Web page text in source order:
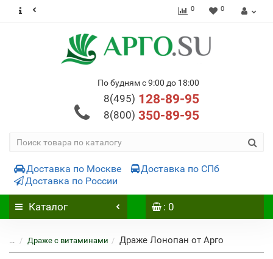
0 0
По будням с 9:00 до 18:00
8(495) 128-89-95
8(800) 350-89-95
Доставка по Москве
Доставка по СПб
Доставка по России
Каталог : 0
... Драже с витаминами Драже Лонопан от Арго